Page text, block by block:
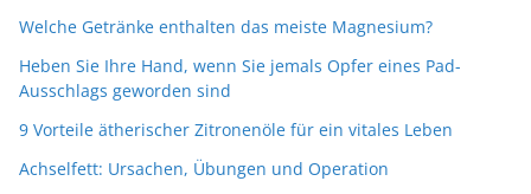
Welche Getränke enthalten das meiste Magnesium?
Heben Sie Ihre Hand, wenn Sie jemals Opfer eines Pad-
Ausschlags geworden sind
9 Vorteile ätherischer Zitronenöle für ein vitales Leben
Achselfett: Ursachen, Übungen und Operation